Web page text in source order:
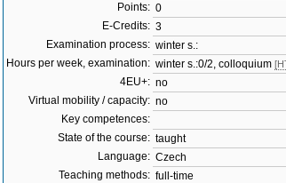
Points: 0
E-Credits: 3
Examination process: winter s.:
Hours per week, examination: winter s.:0/2, colloquium
4EU+: no
Virtual mobility / capacity: no
Key competences:
State of the course: taught
Language: Czech
Teaching methods: full-time